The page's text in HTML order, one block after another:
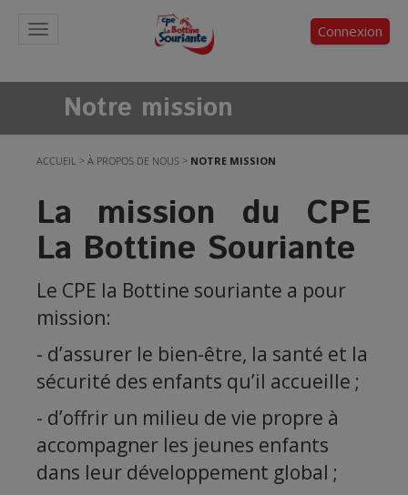
Toggle
Connexion
Notre mission
ACCUEIL > À PROPOS DE NOUS > NOTRE MISSION
La mission du CPE
La Bottine Souriante
Le CPE la Bottine souriante a pour
mission:
- d’assurer le bien-être, la santé et la
sécurité des enfants qu’il accueille ;
- d’offrir un milieu de vie propre à
accompagner les jeunes enfants
dans leur développement global ;